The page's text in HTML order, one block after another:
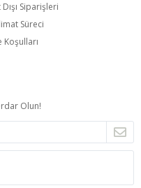
Siparişleri
Süreci
Koşulları
Olun!